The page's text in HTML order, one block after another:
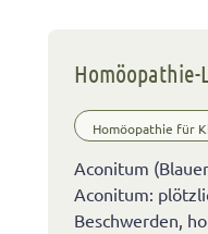
Homöopathie-
Homöopathie für
Aconitum
Aconitum:
Beschwerden,